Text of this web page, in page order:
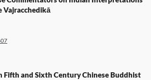
Vajracchedikā
Fifth and Sixth Century Chinese Buddhist